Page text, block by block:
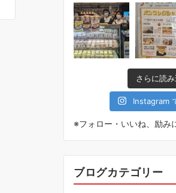
さらに読
Instagram
※フォロー・いいね、励み
ブログカテゴリー